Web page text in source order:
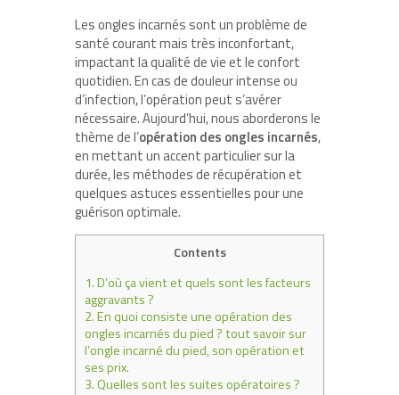
Les ongles incarnés sont un problème de
santé courant mais très inconfortant,
impactant la qualité de vie et le confort
quotidien. En cas de douleur intense ou
d’infection, l’opération peut s’avérer
nécessaire. Aujourd’hui, nous aborderons le
thème de l’opération des ongles incarnés,
en mettant un accent particulier sur la
durée, les méthodes de récupération et
quelques astuces essentielles pour une
guérison optimale.
Contents
1.D’où ça vient et quels sont les facteurs
aggravants ?
2.En quoi consiste une opération des
ongles incarnés du pied ? tout savoir sur
l’ongle incarné du pied, son opération et
ses prix.
3.Quelles sont les suites opératoires ?